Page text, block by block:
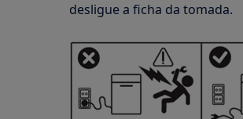
desligue a ficha da tomada.